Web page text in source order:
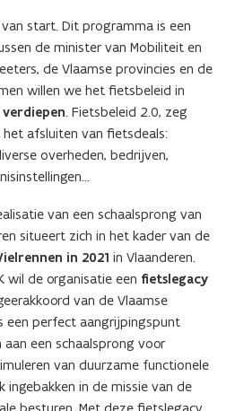
start. Dit programma is een
de minister van Mobiliteit en
de Vlaamse provincies en de
willen we het fietsbeleid in
. Fietsbeleid 2.0, zeg
afsluiten van fietsdeals:
overheden, bedrijven,
van een schaalsprong van
situeert zich in het kader van de
in 2021 in Vlaanderen.
wil de organisatie een fietslegacy
van de Vlaamse
een perfect aangrijpingspunt
een schaalsprong voor
van duurzame functionele
in de missie van de